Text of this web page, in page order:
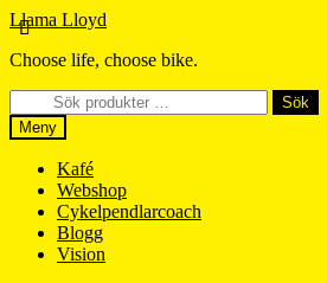
Hoppa
till
navigering
Hoppa
till
innehåll
Llama Lloyd
Choose life, choose bike.
efter:
Sök
Meny
Kafé
Webshop
Cykelpendlarcoach
Blogg
Vision